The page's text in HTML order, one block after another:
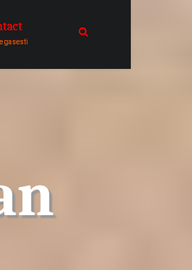
de oameni in
gasesti